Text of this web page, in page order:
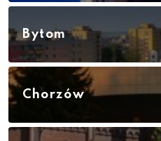
Bytom
Chorzów